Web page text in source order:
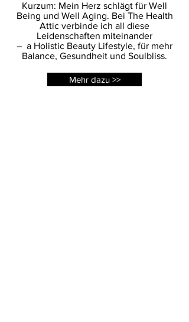
Kurzum: Mein Herz schlägt für Well
Being und Well Aging. Bei The Health
Attic verbinde ich all diese
Leidenschaften miteinander
– a Holistic Beauty Lifestyle, für mehr
Balance, Gesundheit und Soulbliss.
Mehr dazu >>